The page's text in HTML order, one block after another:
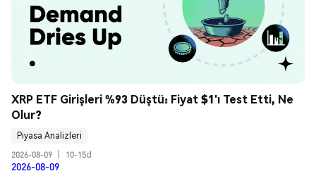
XRP ETF Girişleri %93 Düştü: Fiyat $1'ı Test Etti, Ne
Olur?
Piyasa Analizleri
2026-08-09
10-15d
2026-08-09